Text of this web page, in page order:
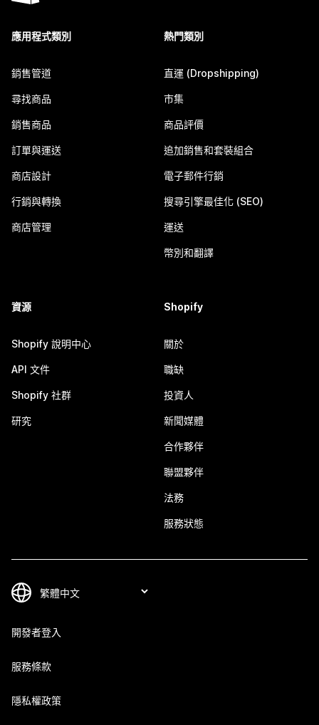
應用程式類別
銷售管道
尋找商品
銷售商品
訂單與運送
商店設計
行銷與轉換
商店管理
熱門類別
直運 (Dropshipping)
市集
商品評價
追加銷售和套裝組合
電子郵件行銷
搜尋引擎最佳化 (SEO)
運送
幣別和翻譯
資源
Shopify 說明中心
API 文件
Shopify 社群
研究
Shopify
關於
職缺
投資人
新聞媒體
合作夥伴
聯盟夥伴
法務
服務狀態
開發者登入
服務條款
隱私權政策